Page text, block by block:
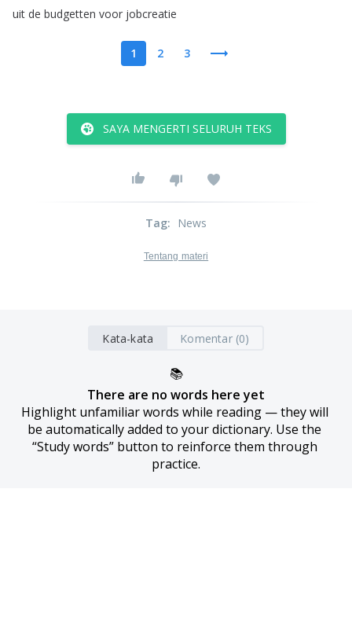
uit de budgetten voor jobcreatie
1 2 3
SAYA MENGERTI SELURUH TEKS
Tag: News
Tentang materi
Kata-kata Komentar (0)
📚
There are no words here yet
Highlight unfamiliar words while reading — they will
be automatically added to your dictionary. Use the
“Study words” button to reinforce them through
practice.